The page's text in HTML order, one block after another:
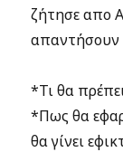
ζήτησε απο
απαντήσουν
*Τι θα
*Πως θα
θα γίνει